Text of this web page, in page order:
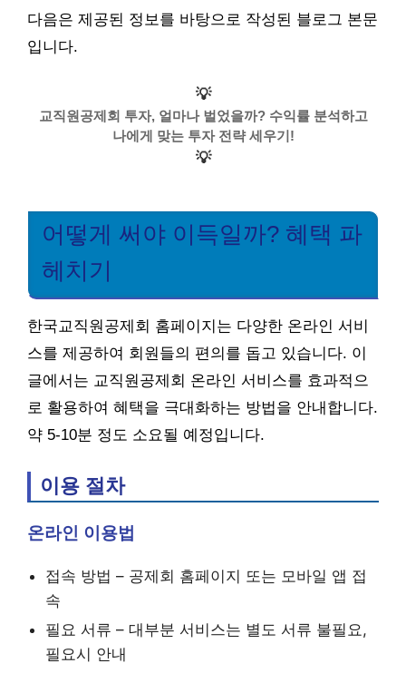
다음은 제공된 정보를 바탕으로 작성된 블로그 본문
입니다.
💡
교직원공제회 투자, 얼마나 벌었을까? 수익률 분석하고
나에게 맞는 투자 전략 세우기!
💡
어떻게 써야 이득일까? 혜택 파
헤치기
한국교직원공제회 홈페이지는 다양한 온라인 서비
스를 제공하여 회원들의 편의를 돕고 있습니다. 이
글에서는 교직원공제회 온라인 서비스를 효과적으
로 활용하여 혜택을 극대화하는 방법을 안내합니다.
약 5-10분 정도 소요될 예정입니다.
이용 절차
온라인 이용법
접속 방법 – 공제회 홈페이지 또는 모바일 앱 접
속
필요 서류 – 대부분 서비스는 별도 서류 불필요,
필요시 안내